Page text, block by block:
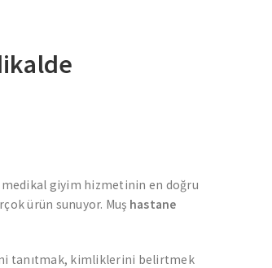
medikal giyim hizmetinin en doğru
ürün sunuyor. Muş hastane
tanıtmak, kimliklerini belirtmek